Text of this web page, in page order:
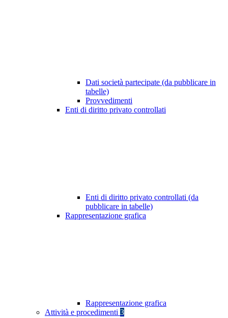
Dati società partecipate (da pubblicare in
tabelle)
Provvedimenti
Enti di diritto privato controllati
Enti di diritto privato controllati (da
pubblicare in tabelle)
Rappresentazione grafica
Rappresentazione grafica
Attività e procedimenti 3